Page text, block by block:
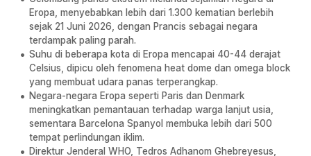
Eropa, menyebabkan lebih dari 1.300 kematian berlebih
sejak 21 Juni 2026, dengan Prancis sebagai negara
terdampak paling parah.
Suhu di beberapa kota di Eropa mencapai 40-44 derajat
Celsius, dipicu oleh fenomena heat dome dan omega block
yang membuat udara panas terperangkap.
Negara-negara Eropa seperti Paris dan Denmark
meningkatkan pemantauan terhadap warga lanjut usia,
sementara Barcelona Spanyol membuka lebih dari 500
tempat perlindungan iklim.
Direktur Jenderal WHO, Tedros Adhanom Ghebreyesus,